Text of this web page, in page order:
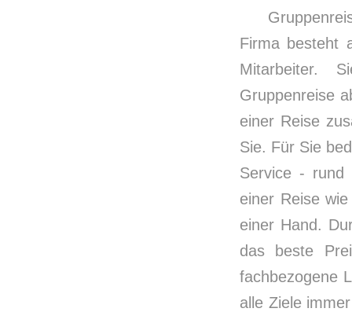
Firma besteht
Mitarbeiter.
Gruppenreise
einer Reise
Sie. Für Sie
Service - rund
einer Reise
einer Hand.
das beste
fachbezogene
alle Ziele